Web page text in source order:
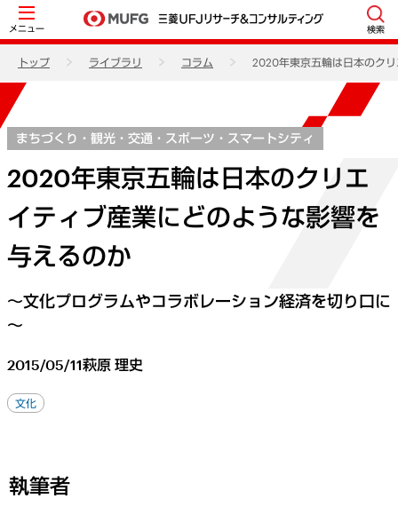
メニュー 検索
トップ ライブラリ コラム 2020年東京五輪は日本のク
まちづくり・観光・交通・スポーツ・スマートシティ
2020年東京五輪は日本のクリエ
イティブ産業にどのような影響を
与えるのか
～文化プログラムやコラボレーション経済を切り口に
～
2015/05/11萩原 理史
文化
執筆者